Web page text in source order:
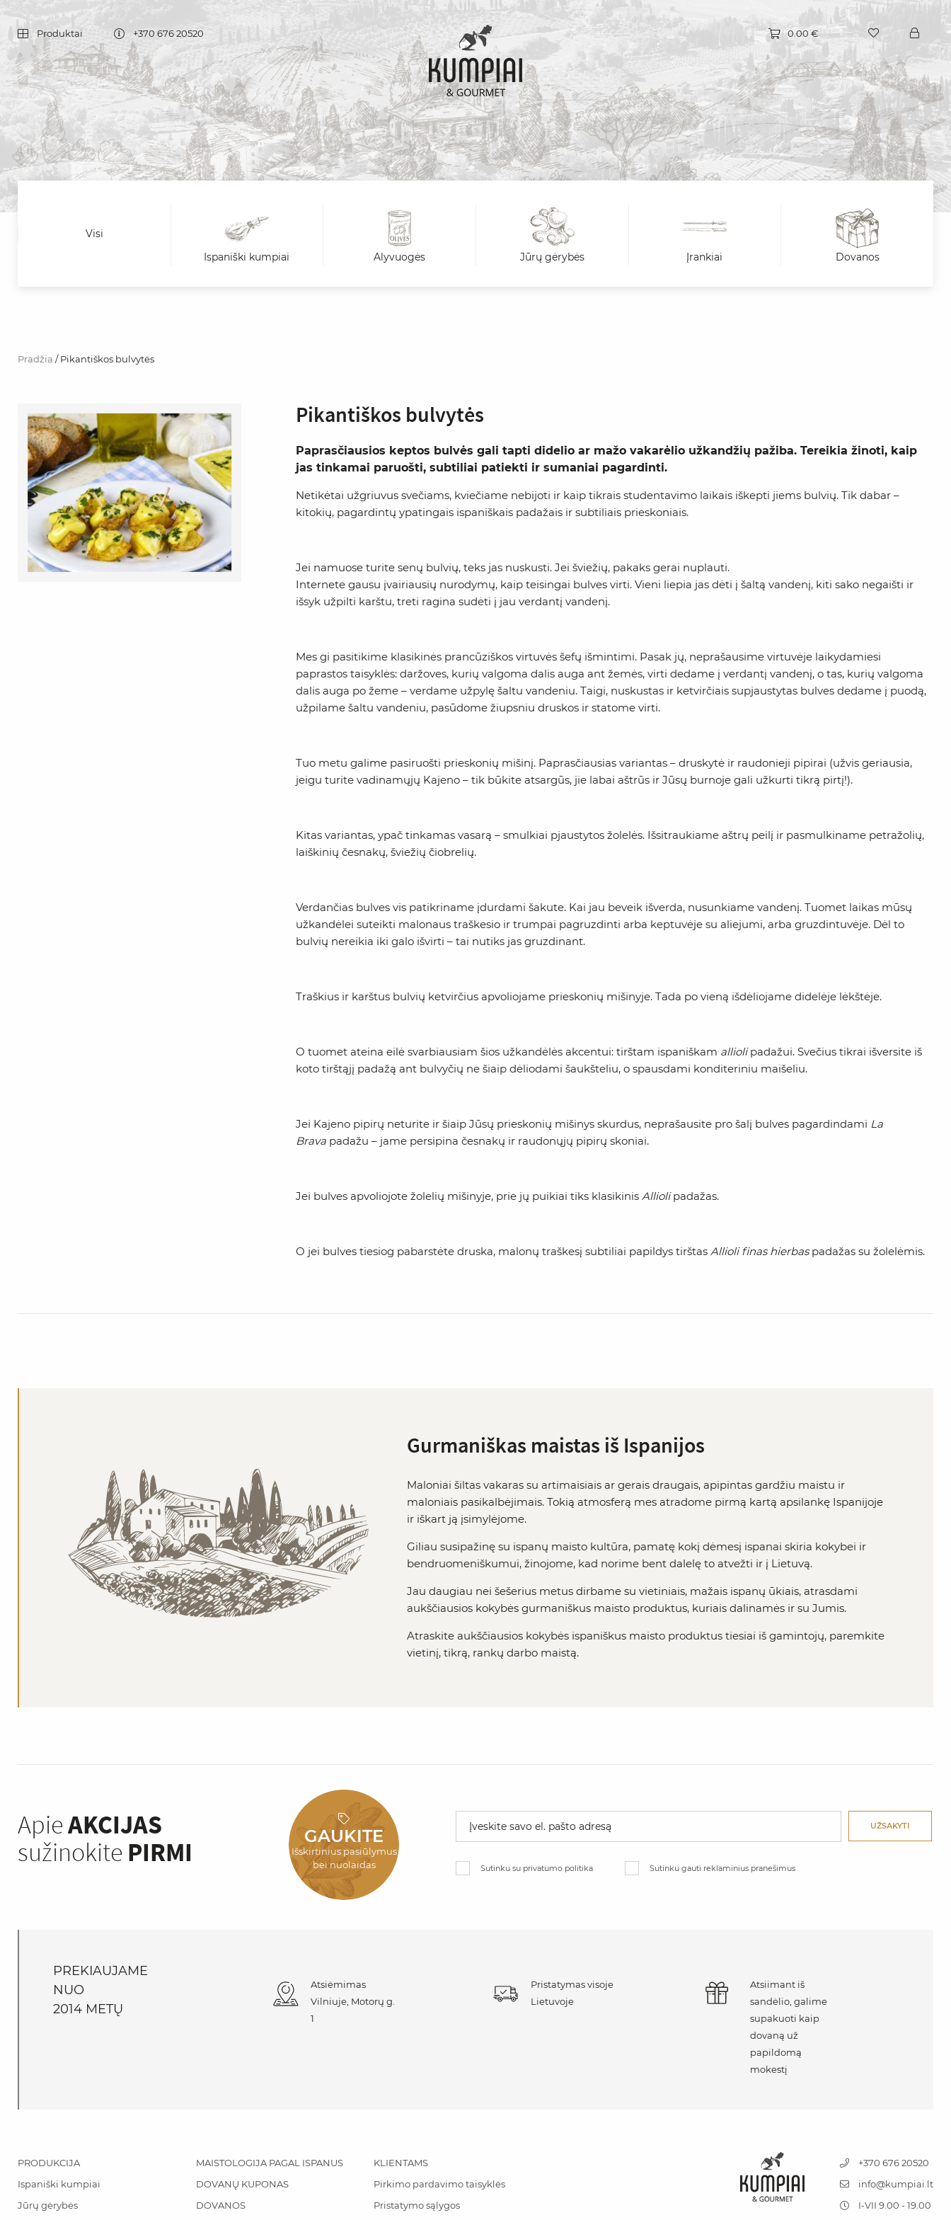
Produktai +370 676 20520 0.00€
Visi
Ispaniški kumpiai
Alyvuogės Jūrų gėrybės Įrankiai Dovanos
Pradžia / Pikantiškos bulvytės
Pikantiškos bulvytės
Paprasčiausios keptos bulvės gali tapti didelio ar mažo vakarėlio užkandžių pažiba. Tereikia žinoti, kaip
jas tinkamai paruošti, subtiliai patiekti ir sumaniai pagardinti.
Netikėtai užgriuvus svečiams, kviečiame nebijoti ir kaip tikrais studentavimo laikais iškepti jiems bulvių. Tik dabar –
kitokių, pagardintų ypatingais ispaniškais padažais ir subtiliais prieskoniais.
Jei namuose turite senų bulvių, teks jas nuskusti. Jei šviežių, pakaks gerai nuplauti.
Internete gausu įvairiausių nurodymų, kaip teisingai bulves virti. Vieni liepia jas dėti į šaltą vandenį, kiti sako negaišti ir
išsyk užpilti karštu, treti ragina sudėti į jau verdantį vandenį.
Mes gi pasitikime klasikinės prancūziškos virtuvės šefų išmintimi. Pasak jų, neprašausime virtuvėje laikydamiesi
paprastos taisyklės: daržoves, kurių valgoma dalis auga ant žemės, virti dedame į verdantį vandenį, o tas, kurių valgoma
dalis auga po žeme – verdame užpylę šaltu vandeniu. Taigi, nuskustas ir ketvirčiais supjaustytas bulves dedame į puodą,
užpilame šaltu vandeniu, pasūdome žiupsniu druskos ir statome virti.
Tuo metu galime pasiruošti prieskonių mišinį. Paprasčiausias variantas – druskytė ir raudonieji pipirai (užvis geriausia,
jeigu turite vadinamųjų Kajeno – tik būkite atsargūs, jie labai aštrūs ir Jūsų burnoje gali užkurti tikrą pirtį!).
Kitas variantas, ypač tinkamas vasarą – smulkiai pjaustytos žolelės. Išsitraukiame aštrų peilį ir pasmulkiname petražolių,
laiškinių česnakų, šviežių čiobrelių.
Verdančias bulves vis patikriname įdurdami šakute. Kai jau beveik išverda, nusunkiame vandenį. Tuomet laikas mūsų
užkandėlei suteikti malonaus traškesio ir trumpai pagruzdinti arba keptuvėje su aliejumi, arba gruzdintuvėje. Dėl to
bulvių nereikia iki galo išvirti – tai nutiks jas gruzdinant.
Traškius ir karštus bulvių ketvirčius apvoliojame prieskonių mišinyje. Tada po vieną išdėliojame didelėje lėkštėje.
O tuomet ateina eilė svarbiausiam šios užkandėlės akcentui: tirštam ispaniškam alliolipadažui. Svečius tikrai išversite iš
koto tirštąjį padažą ant bulvyčių ne šiaip dėliodami šaukšteliu, o spausdami konditeriniu maišeliu.
Jei Kajeno pipirų neturite ir šiaip Jūsų prieskonių mišinys skurdus, neprašausite pro šalį bulves pagardindami La
Brava padažu – jame persipina česnakų ir raudonųjų pipirų skoniai.
Jei bulves apvoliojote žolelių mišinyje, prie jų puikiai tiks klasikinisAlliolipadažas.
O jei bulves tiesiog pabarstėte druska, malonų traškesį subtiliai papildys tirštasAllioli finas hierbaspadažas su žolelėmis.
Gurmaniškas maistas iš Ispanijos
Maloniai šiltas vakaras su artimaisiais ar gerais draugais, apipintas gardžiu maistu ir
maloniais pasikalbėjimais. Tokią atmosferą mes atradome pirmą kartą apsilankę Ispanijoje
ir iškart ją įsimylėjome.
Giliau susipažinę su ispanų maisto kultūra, pamatę kokį dėmesį ispanai skiria kokybei ir
bendruomeniškumui, žinojome, kad norime bent dalelę to atvežti ir į Lietuvą.
Jau daugiau nei šešerius metus dirbame su vietiniais, mažais ispanų ūkiais, atrasdami
aukščiausios kokybės gurmaniškus maisto produktus, kuriais dalinamės ir su Jumis.
Atraskite aukščiausios kokybės ispaniškus maisto produktus tiesiai iš gamintojų, paremkite
vietinį, tikrą, rankų darbo maistą.
ApieAKCIJAS
sužinokite PIRMI
GAUKITE
Išskirtinius pasiūlymus
bei nuolaidas
UŽSAKYTI
Sutinku su privatumo politika Sutinku gauti reklaminius pranešimus
PREKIAUJAME
NUO
2014 METŲ
Atsiėmimas
Vilniuje, Motorų g.
1
Pristatymas visoje
Lietuvoje
Atsiimant iš
sandėlio, galime
supakuoti kaip
dovaną už
papildomą
mokestį
PRODUKCIJA
Ispaniški kumpiai
Jūrų gėrybės
MAISTOLOGIJA PAGAL ISPANUS
DOVANŲ KUPONAS
DOVANOS
KLIENTAMS
Pirkimo pardavimo taisyklės
Pristatymo sąlygos
+370 676 20520
info@kumpiai.lt
I-VII 9.00 - 19.00